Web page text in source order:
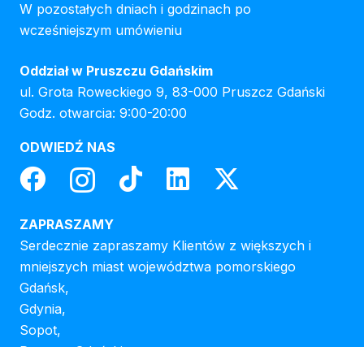
W pozostałych dniach i godzinach po
wcześniejszym umówieniu
Oddział w Pruszczu Gdańskim
ul. Grota Roweckiego 9, 83-000 Pruszcz Gdański
Godz. otwarcia: 9:00-20:00
ODWIEDŹ NAS
ZAPRASZAMY
Serdecznie zapraszamy Klientów z większych i
mniejszych miast województwa pomorskiego
Gdańsk,
Gdynia,
Sopot,